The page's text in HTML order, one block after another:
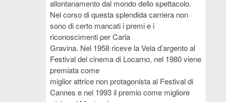
allontanamento dal mondo dello spettacolo.
Nel corso di questa splendida carriera non
sono di certo mancati i premi e i
riconoscimenti per Carla
Gravina. Nel 1958 riceve la Vela d’argento al
Festival del cinema di Locarno, nel 1980 viene
premiata come
miglior attrice non protagonista al Festival di
Cannes e nel 1993 il premio come migliore